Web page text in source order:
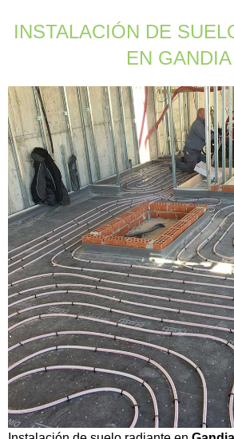
INSTALACIÓN DE
EN GANDIA